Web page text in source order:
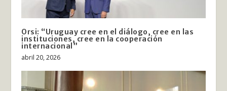
Orsi: “Uruguay cree en el diálogo, cree en las
instituciones, cree en la cooperación
internacional”
abril 20, 2026